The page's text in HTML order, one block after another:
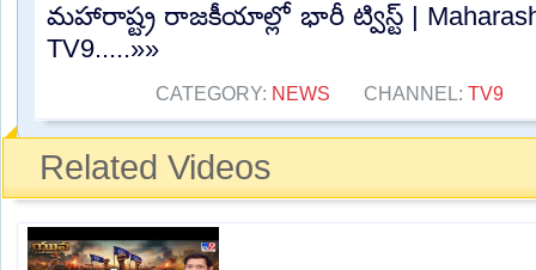
మహారాష్ట్ర రాజకీయాల్లో భారీ ట్విస్ట్ |
TV9.....»»
CATEGORY: NEWS CHANNEL: TV9
Related Videos